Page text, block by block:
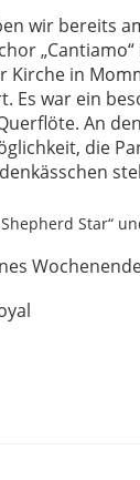
wir bereits
Kirche in
Es war ein
An
die
Star“